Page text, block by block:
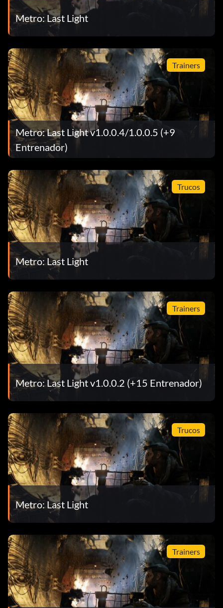
Metro: Last Light
Trainers
Metro: Last Light v1.0.0.4/1.0.0.5 (+9
Entrenador)
Trucos
Metro: Last Light
Trainers
Metro: Last Light v1.0.0.2 (+15 Entrenador)
Trucos
Metro: Last Light
Trainers